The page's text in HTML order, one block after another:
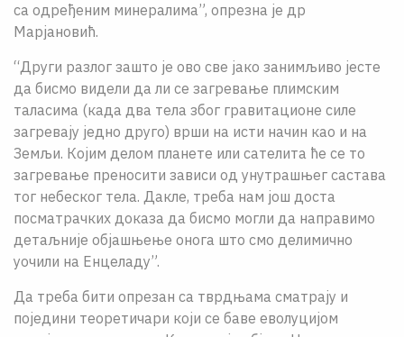
са одређеним минералима”, опрезна је др
Марјановић.
“Други разлог зашто је ово све јако занимљиво јесте
да бисмо видели да ли се загревање плимским
таласима (када два тела због гравитационе силе
загревају једно друго) врши на исти начин као и на
Земљи. Којим делом планете или сателита ће се то
загревање преносити зависи од унутрашњег састава
тог небеског тела. Дакле, треба нам још доста
посматрачких доказа да бисмо могли да направимо
детаљније објашњење онога што смо делимично
уочили на Енцеладу”.
Да треба бити опрезан са тврдњама сматрају и
поједини теоретичари који се баве еволуцијом